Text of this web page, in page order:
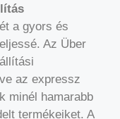
a gyors és
Az Über
az expressz
minél hamarabb
termékeiket. A